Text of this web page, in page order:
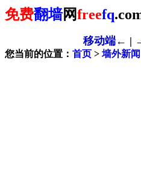
免费翻墙网freefq
移动端← |
您当前的位置： 首页 > 墙外新闻